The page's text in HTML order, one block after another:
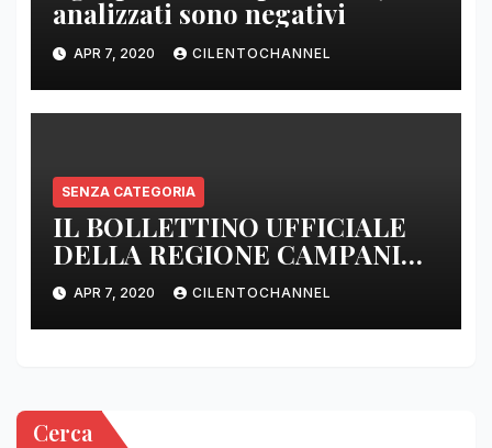
analizzati sono negativi
APR 7, 2020 CILENTOCHANNEL
SENZA CATEGORIA
IL BOLLETTINO UFFICIALE
DELLA REGIONE CAMPANIA
DELLE ORE 22.00
APR 7, 2020 CILENTOCHANNEL
Cerca